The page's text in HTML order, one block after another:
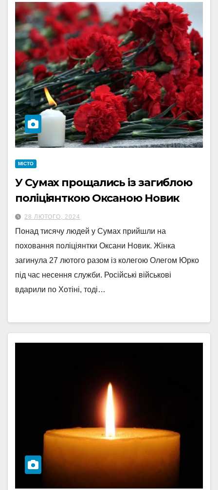
МІСТО
У Сумах прощались із загиблою
поліціянткою Оксаною Новик
28 ЛЮТОГО, 2024
Понад тисячу людей у Сумах прийшли на
поховання поліціянтки Оксани Новик. Жінка
загинула 27 лютого разом із колегою Олегом Юрко
під час несення служби. Російські військові
вдарили по Хотіні, тоді…